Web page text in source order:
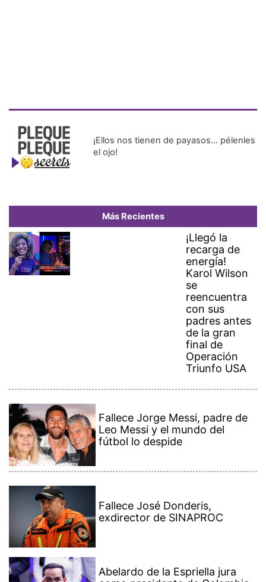
¡Ellos nos tienen de payasos… pélenles
el ojo!
Más Recientes
¡Llegó la
recarga de
energía!
Karol Wilson
se
reencuentra
con sus
padres antes
de la gran
final de
Operación
Triunfo USA
Fallece Jorge Messi, padre de
Leo Messi y el mundo del
fútbol lo despide
Fallece José Donderis,
exdirector de SINAPROC
Abelardo de la Espriella jura